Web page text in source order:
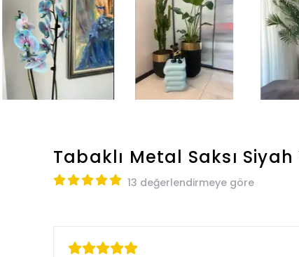
Tabaklı Metal Saksı Siyah
13 değerlendirmeye göre